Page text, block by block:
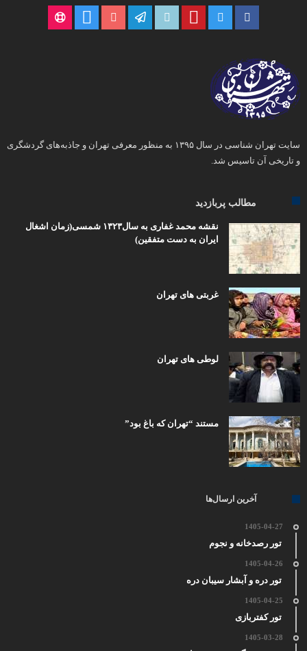
سایت تهران شناسی در سال ۱۳۹۵ به منظور معرفی تهران و جاذبه‌های گردشگری
و تاریخی آن تاسیس شد.
مطالب پربازدید
نقشه محمد غفاری به سال۱۳۲۳ شمسی(زمان اشغال
ایران به دست متفقین)
غربتی های تهران
لوطی های تهران
مستند “تهران که باغ بود”
آخرین ارسال‌ها
1405-04-27
تور رصدخانه و نجوم
1405-04-26
تور دره و آبشار سیبان دره
1405-04-25
تور کفتربازی
1405-03-28